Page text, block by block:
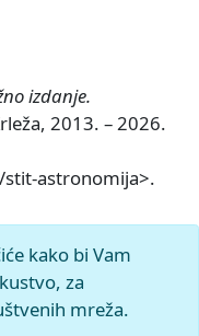
izdanje.
2013. – 2026.
astronomija>.
kako bi Vam
za
mreža.